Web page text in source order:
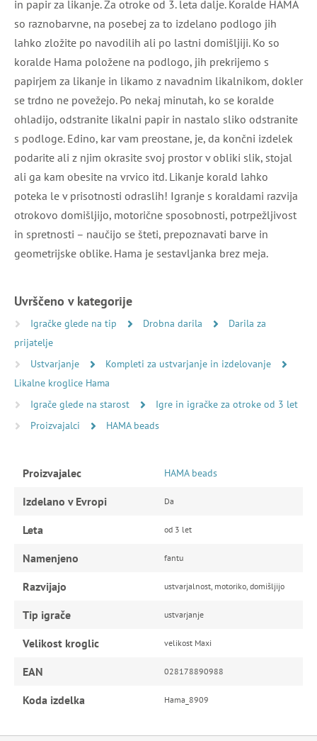
in papir za likanje. Za otroke od 3. leta dalje. Koralde HAMA
so raznobarvne, na posebej za to izdelano podlogo jih
lahko zložite po navodilih ali po lastni domišljiji. Ko so
koralde Hama položene na podlogo, jih prekrijemo s
papirjem za likanje in likamo z navadnim likalnikom, dokler
se trdno ne povežejo. Po nekaj minutah, ko se koralde
ohladijo, odstranite likalni papir in nastalo sliko odstranite
s podloge. Edino, kar vam preostane, je, da končni izdelek
podarite ali z njim okrasite svoj prostor v obliki slik, stojal
ali ga kam obesite na vrvico itd. Likanje korald lahko
poteka le v prisotnosti odraslih! Igranje s koraldami razvija
otrokovo domišljijo, motorične sposobnosti, potrpežljivost
in spretnosti – naučijo se šteti, prepoznavati barve in
geometrijske oblike. Hama je sestavljanka brez meja.
Uvrščeno v kategorije
Igračke glede na tip Drobna darila
Darila za
prijatelje
Ustvarjanje
Kompleti za ustvarjanje in izdelovanje
Likalne kroglice Hama
Igrače glede na starost
Igre in igračke za otroke od 3 let
Proizvajalci
HAMA beads
Proizvajalec HAMA beads
Izdelano v Evropi Da
Leta od 3 let
Namenjeno fantu
Razvijajo ustvarjalnost, motoriko, domišljijo
Tip igrače ustvarjanje
Velikost kroglic velikost Maxi
EAN 028178890988
Koda izdelka Hama_8909